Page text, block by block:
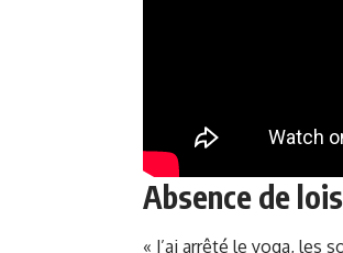
Absence de
« J’ai arrêté le yoga,